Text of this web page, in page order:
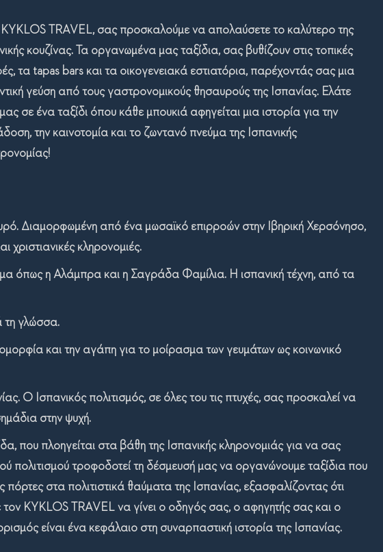
TRAVEL, σας προσκαλούμε να απολαύσετε το καλύτερο της
κουζίνας.
Τα οργανωμένα μας ταξίδια, σας βυθίζουν στις τοπικές
τα tapas bars και τα οικογενειακά εστιατόρια, παρέχοντάς σας μια
γεύση από τους γαστρονομικούς θησαυρούς της Ισπανίας. Ελάτε
σε ένα ταξίδι όπου κάθε μπουκιά αφηγείται μια ιστορία για την
την καινοτομία και το ζωντανό πνεύμα της Ισπανικής
Διαμορφωμένη από ένα μωσαϊκό επιρροών στην Ιβηρική Χερσόνησο,
κληρονομιές.
όπως η Αλάμπρα και η Σαγράδα Φαμίλια. Η ισπανική τέχνη, από τα
τη γλώσσα.
και την αγάπη για το μοίρασμα των γευμάτων ως κοινωνικό
Ο Ισπανικός πολιτισμός, σε όλες του τις πτυχές, σας προσκαλεί να
στην ψυχή.
που πλοηγείται στα βάθη της Ισπανικής κληρονομιάς για να σας
πολιτισμού τροφοδοτεί τη δέσμευσή μας να οργανώνουμε ταξίδια που
στα πολιτιστικά θαύματα της Ισπανίας, εξασφαλίζοντας ότι
τον KYKLOS TRAVEL να γίνει ο οδηγός σας, ο αφηγητής σας και ο
είναι ένα κεφάλαιο στη συναρπαστική ιστορία της Ισπανίας.